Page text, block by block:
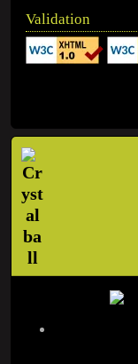
Validation